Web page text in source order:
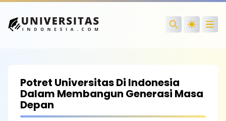
Search
Potret Universitas Di Indonesia
Dalam Membangun Generasi Masa
Depan